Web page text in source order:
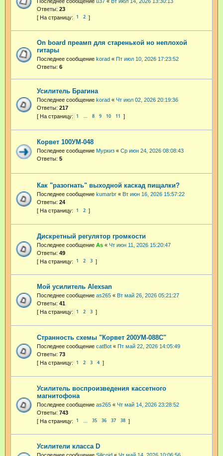
Ответы: 23
1 2
On board преамп для старенькой но неплохой
гитары
Последнее сообщение korad « Пт июл 10, 2026 17:23:52
Ответы: 6
Усилитель Брагина
Последнее сообщение korad « Чт июл 02, 2026 20:19:36
Ответы: 217
1 … 8 9 10 11
Корвет 100УМ-048
Последнее сообщение Муркиз « Ср июн 24, 2026 08:08:43
Ответы: 5
Как "разогнать" выходной каскад пищалки?
Последнее сообщение kumarbr « Вт июн 16, 2026 15:57:22
Ответы: 24
1 2
Дискретный регулятор громкости
Последнее сообщение As « Чт июн 11, 2026 15:20:47
Ответы: 49
1 2 3
Мой усилитель Alexsan
Последнее сообщение as265 « Вт май 26, 2026 05:21:27
Ответы: 41
1 2 3
Странность схемы "Корвет 200УМ-088С"
Последнее сообщение catBot « Пт май 22, 2026 14:05:49
Ответы: 73
1 2 3 4
Усилитель воспроизведения кассетного
магнитофона
Последнее сообщение as265 « Чт май 14, 2026 23:28:52
Ответы: 743
1 35 36 37 38
Усилители класса D